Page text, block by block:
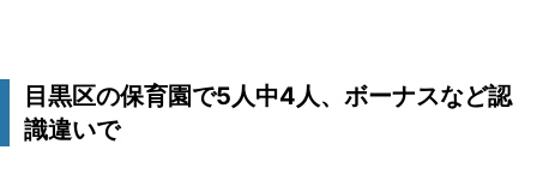
目黒区の保育園で5人中4人、ボーナスなど認
識違いで